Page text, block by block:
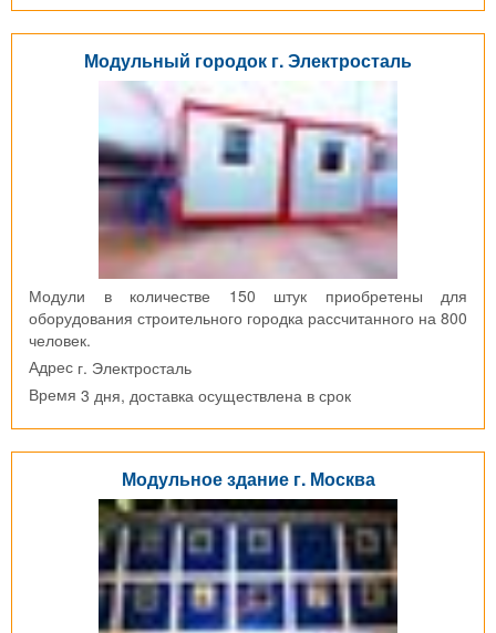
Модульный городок г. Электросталь
Модули в количестве 150 штук приобретены для
оборудования строительного городка рассчитанного на 800
человек.
Адрес г. Электросталь
Время 3 дня, доставка осуществлена в срок
Модульное здание г. Москва